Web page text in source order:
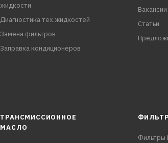
жидкости
Диагностика тех.жидкостей
Замена фильтров
Заправка кондиционеров
Вакансии
Статьи
ТРАНСМИССИОННОЕ
МАСЛО
Фильтры